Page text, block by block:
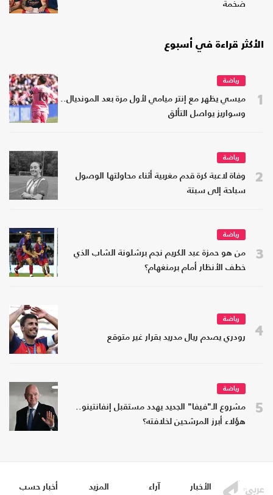
ضخمة
الأكثر قراءة في أسبوع
1
رياضة
ميسي يظهر مع إنتر ميامي لأول مرة بعد المونديال..
وسواريز يواصل التألق
2
رياضة
وفاة لاعبة كرة قدم مغربية أثناء محاولتها الوصول
سباحة إلى سبتة
3
رياضة
من هو حمزة عبد الكريم نجم برشلونة الشاب الذي
خطف الأنظار أمام برمنغهام؟
4
رياضة
رودري يصدم ريال مدريد بقرار غير متوقع
5
رياضة
مشروع الـ"فيفا" الجديد يهدد مستقبل إنفانتينو..
هؤلاء أبرز المرشحين لخلافته؟
الأخبار آراء المزيد أخبار حسب